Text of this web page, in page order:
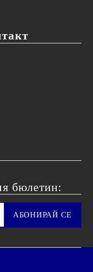
бюлетин: